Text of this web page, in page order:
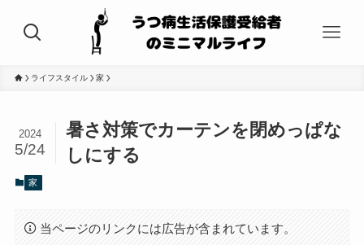
ライフスタイル 家
暑さ対策でカーテンを閉めっぱな
しにする
2024
5/24
家
当ページのリンクには広告が含まれています。